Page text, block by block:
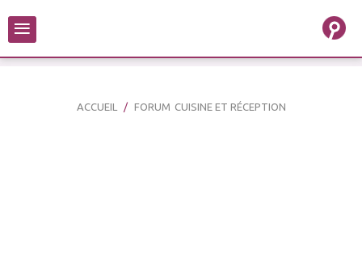
≡
ACCUEIL FORUM CUISINE ET RÉCEPTION